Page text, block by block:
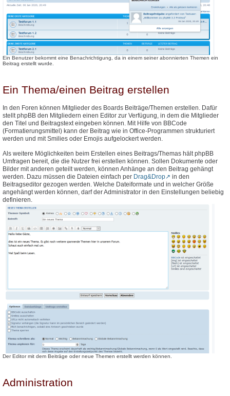
Ein Benutzer bekommt eine Benachrichtigung, da in einem seiner abonnierten Themen ein
Beitrag erstellt wurde.
Ein Thema/einen Beitrag erstellen
In den Foren können Mitglieder des Boards Beiträge/Themen erstellen. Dafür
stellt phpBB den Mitgliedern einen Editor zur Verfügung, in dem die Mitglieder
den Titel und Beitragstext eingeben können. Mit Hilfe von BBCode
(Formatierungsmittel) kann der Beitrag wie in Office-Programmen strukturiert
werden und mit Smilies oder Emojis aufgelockert werden.
Als weitere Möglichkeiten beim Erstellen eines Beitrags/Themas hält phpBB
Umfragen bereit, die die Nutzer frei erstellen können. Sollen Dokumente oder
Bilder mit anderen geteilt werden, können Anhänge an den Beitrag gehängt
werden. Dazu müssen die Dateien einfach per Drag&Drop
in den
Beitragseditor gezogen werden. Welche Dateiformate und in welcher Größe
angehängt werden können, darf der Administrator in den Einstellungen beliebig
definieren.
Der Editor mit dem Beiträge oder neue Themen erstellt werden können.
Administration